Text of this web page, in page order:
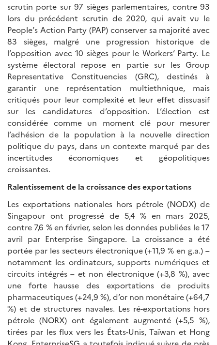
scrutin porte sur 97 sièges parlementaires, contre 93
lors du précédent scrutin de 2020, qui avait vu le
People’s Action Party (PAP) conserver sa majorité avec
83 sièges, malgré une progression historique de
l’opposition avec 10 sièges pour le Workers’ Party. Le
système électoral repose en partie sur les Group
Representative Constituencies (GRC), destinés à
garantir une représentation multiethnique, mais
critiqués pour leur complexité et leur effet dissuasif
sur les candidatures d’opposition. L’élection est
considérée comme un moment clé pour mesurer
l’adhésion de la population à la nouvelle direction
politique du pays, dans un contexte marqué par des
incertitudes économiques et géopolitiques
croissantes.
Ralentissement de la croissance des exportations
Les exportations nationales hors pétrole (NODX) de
Singapour ont progressé de 5,4 % en mars 2025,
contre 7,6 % en février, selon les données publiées le 17
avril par Enterprise Singapore. La croissance a été
portée par les secteurs électronique (+11,9 % en g.a.) –
notamment les ordinateurs, supports numériques et
circuits intégrés – et non électronique (+3,8 %), avec
une forte hausse des exportations de produits
pharmaceutiques (+24,9 %), d’or non monétaire (+64,7
%) et de structures navales. Les ré-exportations hors
pétrole (NORX) ont également augmenté (+5,5 %),
tirées par les flux vers les États-Unis, Taïwan et Hong
Kong. EnterpriseSG a toutefois indiqué suivre de près